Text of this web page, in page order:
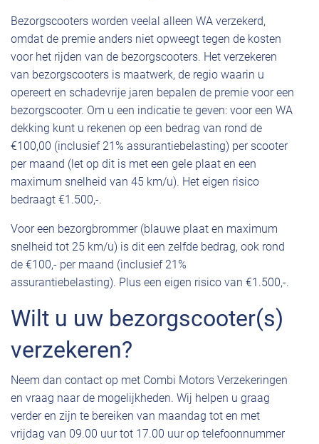
Bezorgscooters worden veelal alleen WA verzekerd,
omdat de premie anders niet opweegt tegen de kosten
voor het rijden van de bezorgscooters. Het verzekeren
van bezorgscooters is maatwerk, de regio waarin u
opereert en schadevrije jaren bepalen de premie voor een
bezorgscooter. Om u een indicatie te geven: voor een WA
dekking kunt u rekenen op een bedrag van rond de
€100,00 (inclusief 21% assurantiebelasting) per scooter
per maand (let op dit is met een gele plaat en een
maximum snelheid van 45 km/u). Het eigen risico
bedraagt €1.500,-.
Voor een bezorgbrommer (blauwe plaat en maximum
snelheid tot 25 km/u) is dit een zelfde bedrag, ook rond
de €100,- per maand (inclusief 21%
assurantiebelasting). Plus een eigen risico van €1.500,-.
Wilt u uw bezorgscooter(s)
verzekeren?
Neem dan contact op met Combi Motors Verzekeringen
en vraag naar de mogelijkheden. Wij helpen u graag
verder en zijn te bereiken van maandag tot en met
vrijdag van 09.00 uur tot 17.00 uur op telefoonnummer